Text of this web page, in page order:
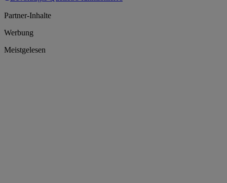
Partner-Inhalte
Werbung
Meistgelesen